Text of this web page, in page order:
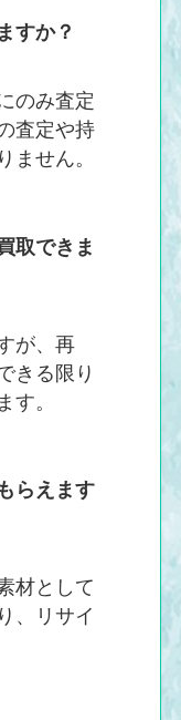
すか？
のみ査定
査定や持
ません。
取できま
が、再
きる限り
す。
らえます
材として
、リサイ